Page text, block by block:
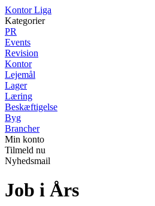
KontorLiga
Kategorier
PR
Events
Revision
Kontor
Lejemål
Lager
Læring
Beskæftigelse
Byg
Brancher
Min konto
Tilmeld nu
Nyhedsmail
Job i Års